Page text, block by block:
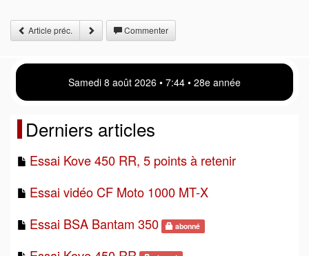
Article préc. Commenter
Samedi 8 août 2026 • 7:44 • 28e année
Derniers articles
Essai Kove 450 RR, 5 points à retenir
Essai vidéo CF Moto 1000 MT-X
Essai BSA Bantam 350
abonné